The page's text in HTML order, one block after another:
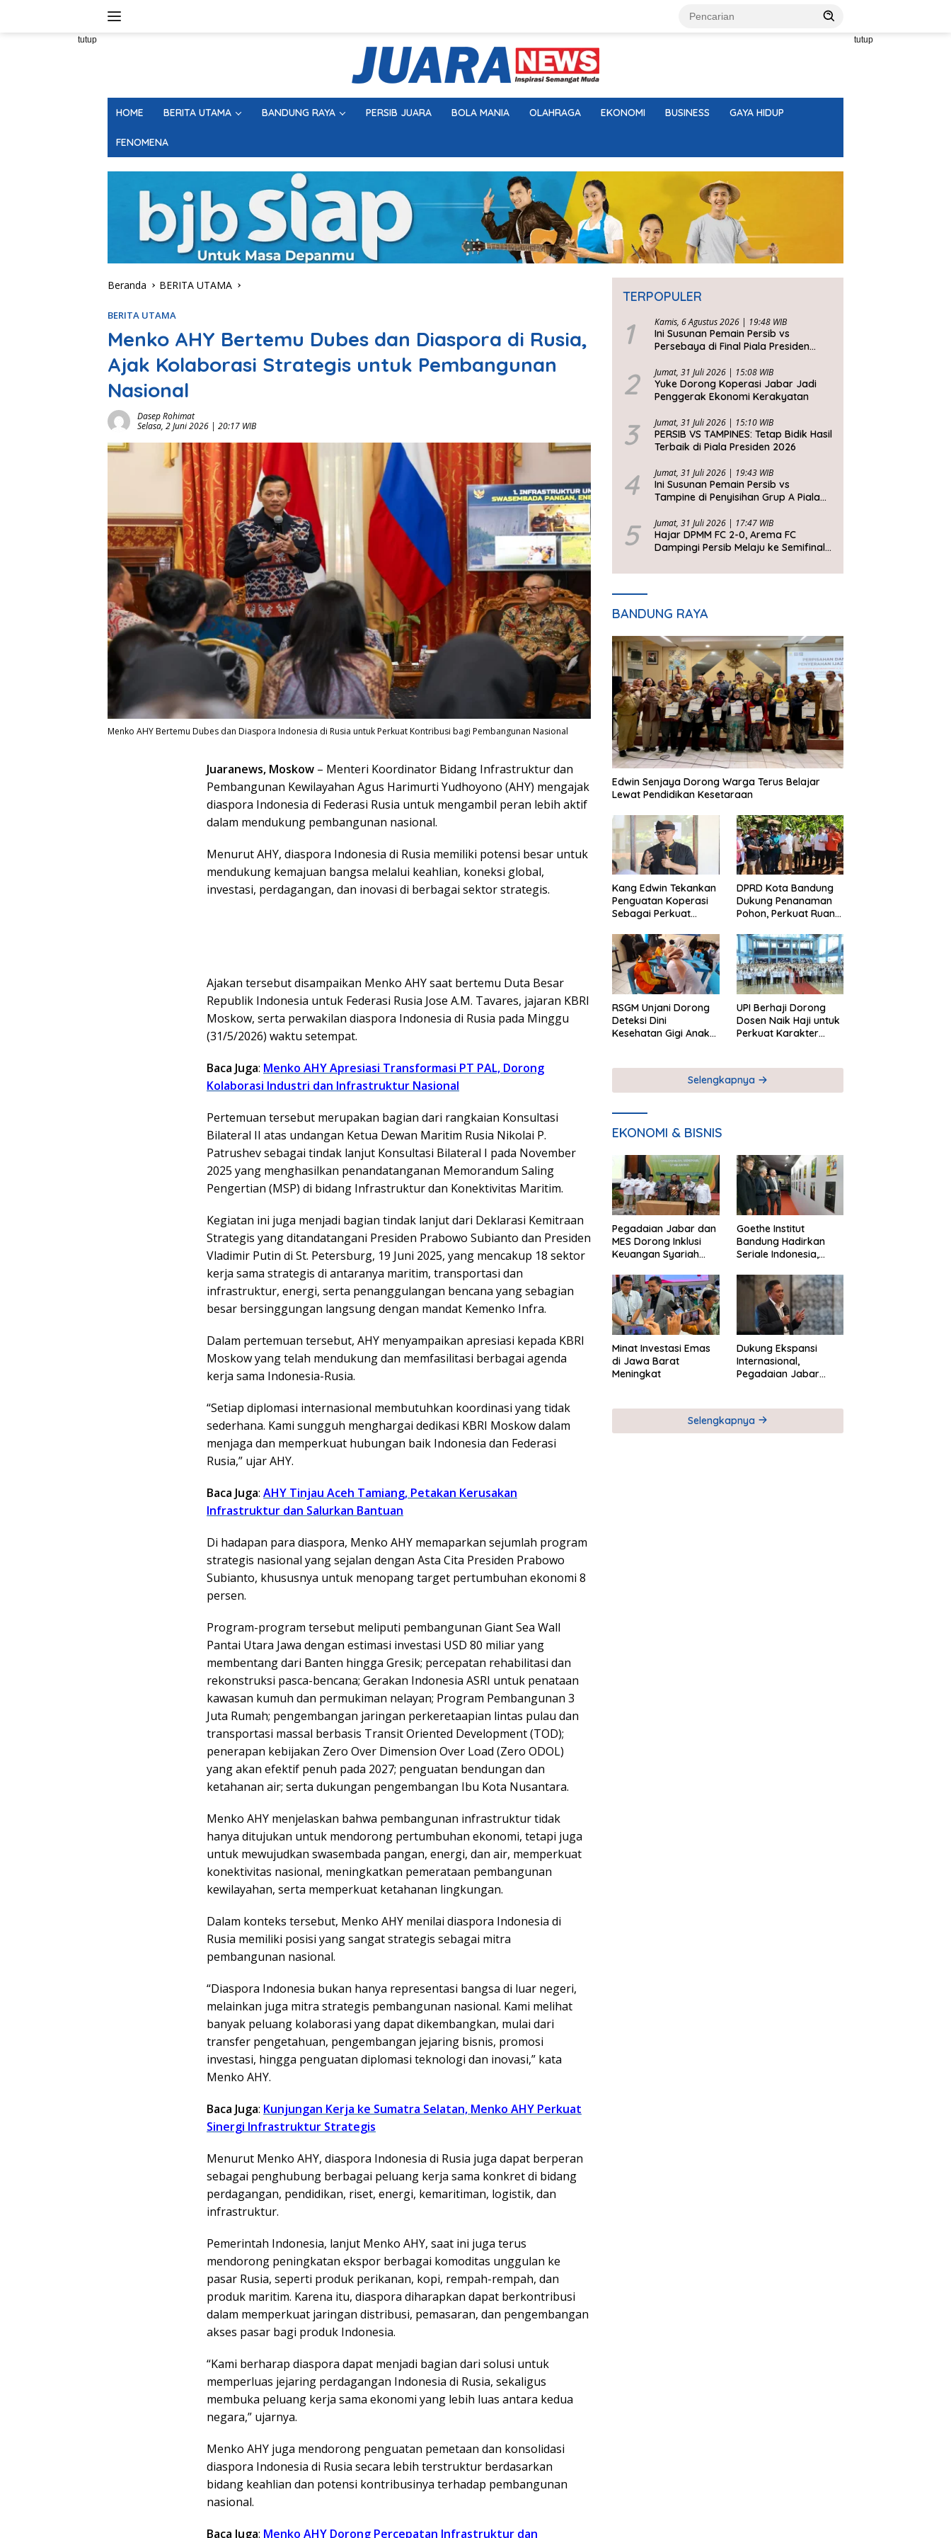
tutup tutup
HOME BERITA UTAMA BANDUNG RAYA PERSIB JUARA BOLA MANIA OLAHRAGA EKONOMI BUSINESS GAYA HIDUP
FENOMENA
Beranda BERITA UTAMA
BERITA UTAMA
Menko AHY Bertemu Dubes dan Diaspora di Rusia,
Ajak Kolaborasi Strategis untuk Pembangunan
Nasional
Dasep Rohimat
Selasa, 2 Juni 2026 | 20:17 WIB
Menko AHY Bertemu Dubes dan Diaspora Indonesia di Rusia untuk Perkuat Kontribusi bagi Pembangunan Nasional
Juaranews, Moskow – Menteri Koordinator Bidang Infrastruktur dan
Pembangunan Kewilayahan Agus Harimurti Yudhoyono (AHY) mengajak
diaspora Indonesia di Federasi Rusia untuk mengambil peran lebih aktif
dalam mendukung pembangunan nasional.
Menurut AHY, diaspora Indonesia di Rusia memiliki potensi besar untuk
mendukung kemajuan bangsa melalui keahlian, koneksi global,
investasi, perdagangan, dan inovasi di berbagai sektor strategis.
Ajakan tersebut disampaikan Menko AHY saat bertemu Duta Besar
Republik Indonesia untuk Federasi Rusia Jose A.M. Tavares, jajaran KBRI
Moskow, serta perwakilan diaspora Indonesia di Rusia pada Minggu
(31/5/2026) waktu setempat.
Baca Juga: Menko AHY Apresiasi Transformasi PT PAL, Dorong
Kolaborasi Industri dan Infrastruktur Nasional
Pertemuan tersebut merupakan bagian dari rangkaian Konsultasi
Bilateral II atas undangan Ketua Dewan Maritim Rusia Nikolai P.
Patrushev sebagai tindak lanjut Konsultasi Bilateral I pada November
2025 yang menghasilkan penandatanganan Memorandum Saling
Pengertian (MSP) di bidang Infrastruktur dan Konektivitas Maritim.
Kegiatan ini juga menjadi bagian tindak lanjut dari Deklarasi Kemitraan
Strategis yang ditandatangani Presiden Prabowo Subianto dan Presiden
Vladimir Putin di St. Petersburg, 19 Juni 2025, yang mencakup 18 sektor
kerja sama strategis di antaranya maritim, transportasi dan
infrastruktur, energi, serta penanggulangan bencana yang sebagian
besar bersinggungan langsung dengan mandat Kemenko Infra.
Dalam pertemuan tersebut, AHY menyampaikan apresiasi kepada KBRI
Moskow yang telah mendukung dan memfasilitasi berbagai agenda
kerja sama Indonesia-Rusia.
“Setiap diplomasi internasional membutuhkan koordinasi yang tidak
sederhana. Kami sungguh menghargai dedikasi KBRI Moskow dalam
menjaga dan memperkuat hubungan baik Indonesia dan Federasi
Rusia,” ujar AHY.
Baca Juga: AHY Tinjau Aceh Tamiang, Petakan Kerusakan
Infrastruktur dan Salurkan Bantuan
Di hadapan para diaspora, Menko AHY memaparkan sejumlah program
strategis nasional yang sejalan dengan Asta Cita Presiden Prabowo
Subianto, khususnya untuk menopang target pertumbuhan ekonomi 8
persen.
Program-program tersebut meliputi pembangunan Giant Sea Wall
Pantai Utara Jawa dengan estimasi investasi USD 80 miliar yang
membentang dari Banten hingga Gresik; percepatan rehabilitasi dan
rekonstruksi pasca-bencana; Gerakan Indonesia ASRI untuk penataan
kawasan kumuh dan permukiman nelayan; Program Pembangunan 3
Juta Rumah; pengembangan jaringan perkeretaapian lintas pulau dan
transportasi massal berbasis Transit Oriented Development (TOD);
penerapan kebijakan Zero Over Dimension Over Load (Zero ODOL)
yang akan efektif penuh pada 2027; penguatan bendungan dan
ketahanan air; serta dukungan pengembangan Ibu Kota Nusantara.
Menko AHY menjelaskan bahwa pembangunan infrastruktur tidak
hanya ditujukan untuk mendorong pertumbuhan ekonomi, tetapi juga
untuk mewujudkan swasembada pangan, energi, dan air, memperkuat
konektivitas nasional, meningkatkan pemerataan pembangunan
kewilayahan, serta memperkuat ketahanan lingkungan.
Dalam konteks tersebut, Menko AHY menilai diaspora Indonesia di
Rusia memiliki posisi yang sangat strategis sebagai mitra
pembangunan nasional.
“Diaspora Indonesia bukan hanya representasi bangsa di luar negeri,
melainkan juga mitra strategis pembangunan nasional. Kami melihat
banyak peluang kolaborasi yang dapat dikembangkan, mulai dari
transfer pengetahuan, pengembangan jejaring bisnis, promosi
investasi, hingga penguatan diplomasi teknologi dan inovasi,” kata
Menko AHY.
Baca Juga: Kunjungan Kerja ke Sumatra Selatan, Menko AHY Perkuat
Sinergi Infrastruktur Strategis
Menurut Menko AHY, diaspora Indonesia di Rusia juga dapat berperan
sebagai penghubung berbagai peluang kerja sama konkret di bidang
perdagangan, pendidikan, riset, energi, kemaritiman, logistik, dan
infrastruktur.
Pemerintah Indonesia, lanjut Menko AHY, saat ini juga terus
mendorong peningkatan ekspor berbagai komoditas unggulan ke
pasar Rusia, seperti produk perikanan, kopi, rempah-rempah, dan
produk maritim. Karena itu, diaspora diharapkan dapat berkontribusi
dalam memperkuat jaringan distribusi, pemasaran, dan pengembangan
akses pasar bagi produk Indonesia.
“Kami berharap diaspora dapat menjadi bagian dari solusi untuk
memperluas jejaring perdagangan Indonesia di Rusia, sekaligus
membuka peluang kerja sama ekonomi yang lebih luas antara kedua
negara,” ujarnya.
Menko AHY juga mendorong penguatan pemetaan dan konsolidasi
diaspora Indonesia di Rusia secara lebih terstruktur berdasarkan
bidang keahlian dan potensi kontribusinya terhadap pembangunan
nasional.
Baca Juga: Menko AHY Dorong Percepatan Infrastruktur dan
TERPOPULER
1 Kamis, 6 Agustus 2026 | 19:48 WIB
Ini Susunan Pemain Persib vs
Persebaya di Final Piala Presiden
2 Jumat, 31 Juli 2026 | 15:08 WIB
Yuke Dorong Koperasi Jabar Jadi
Penggerak Ekonomi Kerakyatan
3 Jumat, 31 Juli 2026 | 15:10 WIB
PERSIB VS TAMPINES: Tetap Bidik Hasil
Terbaik di Piala Presiden 2026
4 Jumat, 31 Juli 2026 | 19:43 WIB
Ini Susunan Pemain Persib vs
Tampine di Penyisihan Grup A Piala
5 Jumat, 31 Juli 2026 | 17:47 WIB
Hajar DPMM FC 2-0, Arema FC
Dampingi Persib Melaju ke Semifinal
BANDUNG RAYA
Edwin Senjaya Dorong Warga Terus Belajar
Lewat Pendidikan Kesetaraan
Kang Edwin Tekankan
Penguatan Koperasi
Sebagai Perkuat
DPRD Kota Bandung
Dukung Penanaman
Pohon, Perkuat Ruang
RSGM Unjani Dorong
Deteksi Dini
Kesehatan Gigi Anak
UPI Berhaji Dorong
Dosen Naik Haji untuk
Perkuat Karakter
Selengkapnya
EKONOMI & BISNIS
Pegadaian Jabar dan
MES Dorong Inklusi
Keuangan Syariah
UMKM
Goethe Institut
Bandung Hadirkan
Seriale Indonesia,
Global Industri Serial
Minat Investasi Emas
di Jawa Barat
Meningkat
Dukung Ekspansi
Internasional,
Pegadaian Jabar
Pegadaian Timor
Leste
Selengkapnya